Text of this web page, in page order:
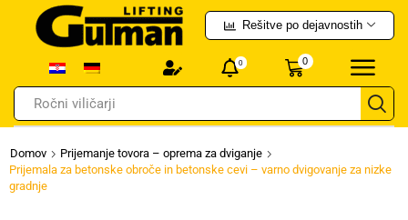
Rešitve po dejavnostih
Ročni viličarji
0 0
Domov
Prijemanje tovora – oprema za dviganje
Prijemala za betonske obroče in betonske cevi – varno dvigovanje za nizke
gradnje